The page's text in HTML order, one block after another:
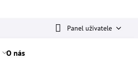
Panel uživatele
O nás